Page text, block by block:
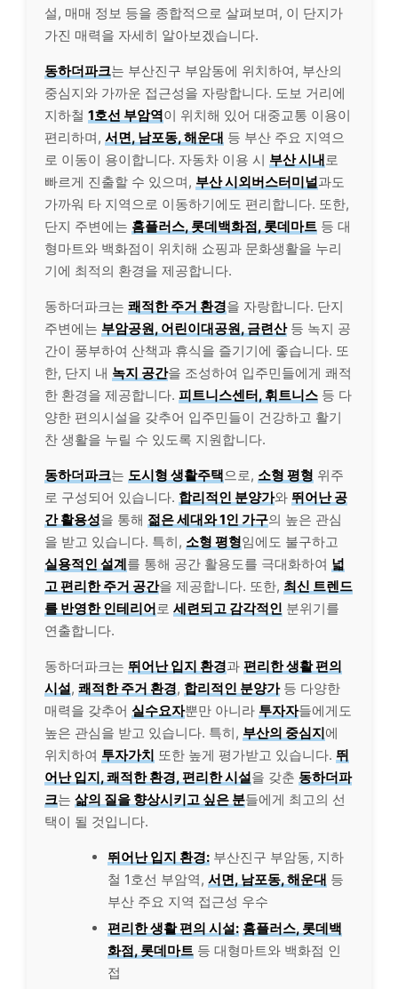
설, 매매 정보 등을 종합적으로 살펴보며, 이 단지가
가진 매력을 자세히 알아보겠습니다.
동하더파크는 부산진구 부암동에 위치하여, 부산의
중심지와 가까운 접근성을 자랑합니다. 도보 거리에
지하철 1호선 부암역이 위치해 있어 대중교통 이용이
편리하며, 서면, 남포동, 해운대 등 부산 주요 지역으
로 이동이 용이합니다. 자동차 이용 시 부산 시내로
빠르게 진출할 수 있으며, 부산 시외버스터미널과도
가까워 타 지역으로 이동하기에도 편리합니다. 또한,
단지 주변에는 홈플러스, 롯데백화점, 롯데마트 등 대
형마트와 백화점이 위치해 쇼핑과 문화생활을 누리
기에 최적의 환경을 제공합니다.
동하더파크는 쾌적한 주거 환경을 자랑합니다. 단지
주변에는 부암공원, 어린이대공원, 금련산등 녹지 공
간이 풍부하여 산책과 휴식을 즐기기에 좋습니다. 또
한, 단지 내 녹지 공간을 조성하여 입주민들에게 쾌적
한 환경을 제공합니다. 피트니스센터, 휘트니스 등 다
양한 편의시설을 갖추어 입주민들이 건강하고 활기
찬 생활을 누릴 수 있도록 지원합니다.
동하더파크는 도시형 생활주택으로, 소형 평형 위주
로 구성되어 있습니다. 합리적인 분양가와 뛰어난 공
간 활용성을 통해 젊은 세대와 1인 가구의 높은 관심
을 받고 있습니다. 특히, 소형 평형임에도 불구하고
실용적인 설계를 통해 공간 활용도를 극대화하여 넓
고 편리한 주거 공간을 제공합니다. 또한, 최신 트렌드
를 반영한 인테리어로 세련되고 감각적인 분위기를
연출합니다.
동하더파크는 뛰어난 입지 환경과 편리한 생활 편의
시설, 쾌적한 주거 환경, 합리적인 분양가등 다양한
매력을 갖추어 실수요자뿐만 아니라 투자자들에게도
높은 관심을 받고 있습니다. 특히, 부산의 중심지에
위치하여 투자가치 또한 높게 평가받고 있습니다. 뛰
어난 입지, 쾌적한 환경, 편리한 시설을 갖춘 동하더파
크는 삶의 질을 향상시키고 싶은 분들에게 최고의 선
택이 될 것입니다.
뛰어난 입지 환경: 부산진구 부암동, 지하
철 1호선 부암역, 서면, 남포동, 해운대 등
부산 주요 지역 접근성 우수
편리한 생활 편의 시설: 홈플러스, 롯데백
화점, 롯데마트 등 대형마트와 백화점 인
접